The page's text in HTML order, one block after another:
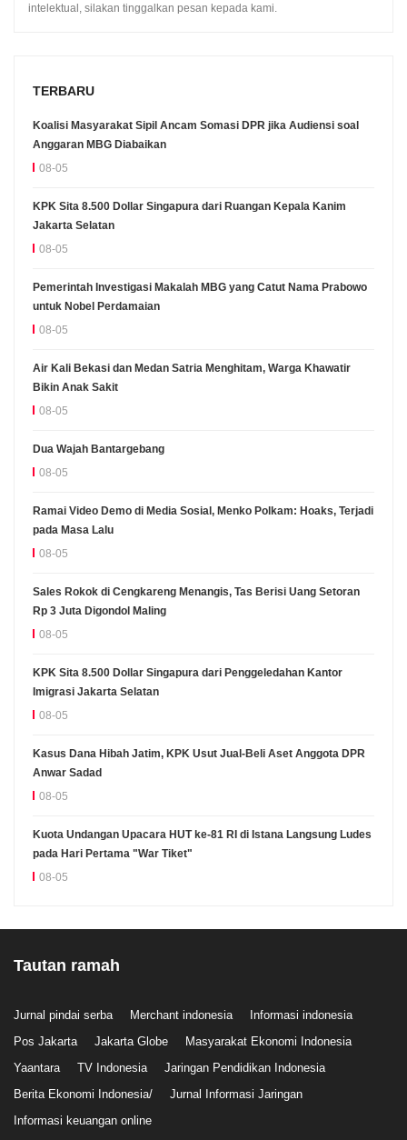
intelektual, silakan tinggalkan pesan kepada kami.
TERBARU
Koalisi Masyarakat Sipil Ancam Somasi DPR jika Audiensi soal
Anggaran MBG Diabaikan
08-05
KPK Sita 8.500 Dollar Singapura dari Ruangan Kepala Kanim
Jakarta Selatan
08-05
Pemerintah Investigasi Makalah MBG yang Catut Nama Prabowo
untuk Nobel Perdamaian
08-05
Air Kali Bekasi dan Medan Satria Menghitam, Warga Khawatir
Bikin Anak Sakit
08-05
Dua Wajah Bantargebang
08-05
Ramai Video Demo di Media Sosial, Menko Polkam: Hoaks, Terjadi
pada Masa Lalu
08-05
Sales Rokok di Cengkareng Menangis, Tas Berisi Uang Setoran
Rp 3 Juta Digondol Maling
08-05
KPK Sita 8.500 Dollar Singapura dari Penggeledahan Kantor
Imigrasi Jakarta Selatan
08-05
Kasus Dana Hibah Jatim, KPK Usut Jual-Beli Aset Anggota DPR
Anwar Sadad
08-05
Kuota Undangan Upacara HUT ke-81 RI di Istana Langsung Ludes
pada Hari Pertama "War Tiket"
08-05
Tautan ramah
Jurnal pindai serba Merchant indonesia
Informasi indonesia
Pos Jakarta
Jakarta Globe
Masyarakat Ekonomi Indonesia
Yaantara
TV Indonesia
Jaringan Pendidikan Indonesia
Berita Ekonomi Indonesia/
Jurnal Informasi Jaringan
Informasi keuangan online